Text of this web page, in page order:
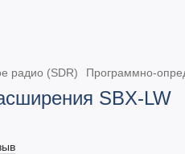
радио (SDR) Программно-
SBX-LW